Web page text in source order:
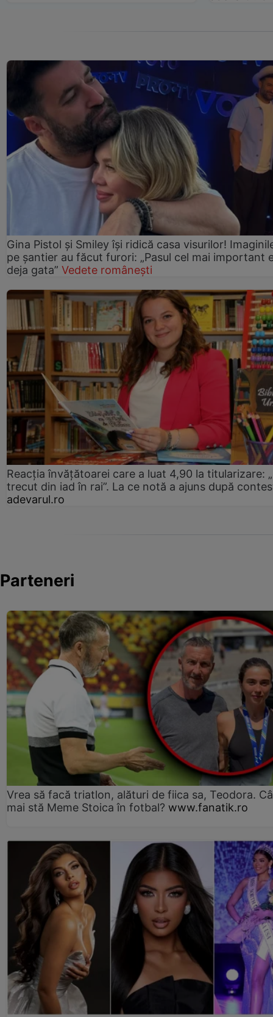
Gina Pistol și Smiley își ridică casa visurilor!
pe șantier au făcut furori: „Pasul cel mai important
deja gata” Vedete românești
Reacția învățătoarei care a luat 4,90 la titularizare:
trecut din iad în rai”. La ce notă a ajuns după
adevarul.ro
Parteneri
Vrea să facă triatlon, alături de fiica sa, Teodora.
mai stă Meme Stoica în fotbal? www.fanatik.ro